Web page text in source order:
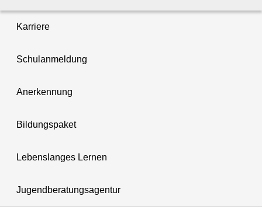
Karriere
Schulanmeldung
Anerkennung
Bildungspaket
Lebenslanges Lernen
Jugendberatungsagentur